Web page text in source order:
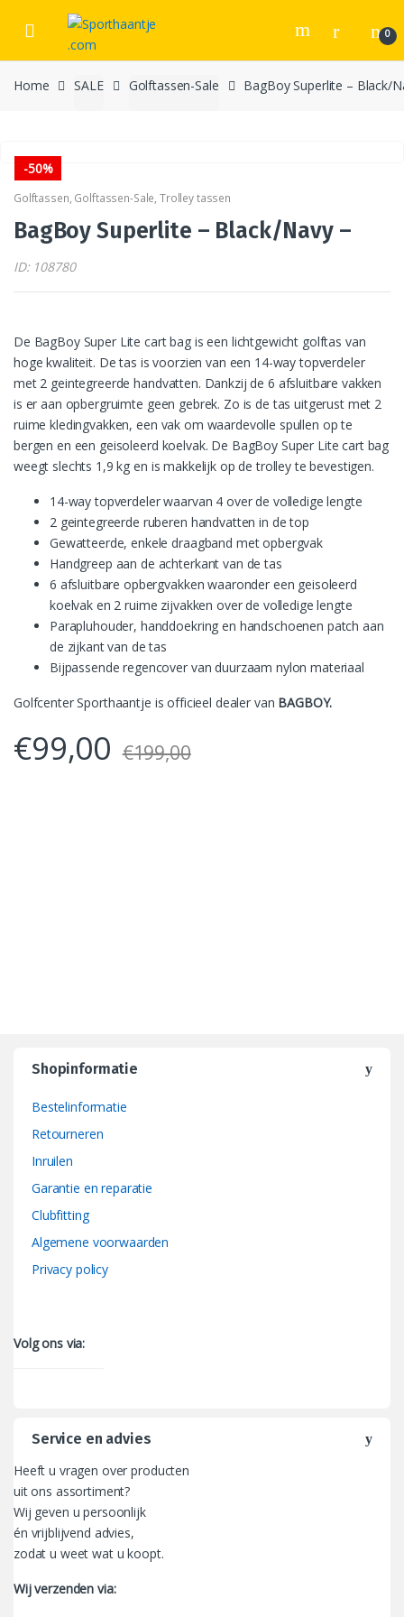
0
Home SALE Golftassen-Sale BagBoy Superlite – Black/
-50%
Golftassen, Golftassen-Sale, Trolley tassen
BagBoy Superlite – Black/Navy –
ID: 108780
De BagBoy Super Lite cart bag is een lichtgewicht golftas van
hoge kwaliteit. De tas is voorzien van een 14-way topverdeler
met 2 geintegreerde handvatten. Dankzij de 6 afsluitbare vakken
is er aan opbergruimte geen gebrek. Zo is de tas uitgerust met 2
ruime kledingvakken, een vak om waardevolle spullen op te
bergen en een geisoleerd koelvak. De BagBoy Super Lite cart bag
weegt slechts 1,9 kg en is makkelijk op de trolley te bevestigen.
14-way topverdeler waarvan 4 over de volledige lengte
2 geintegreerde ruberen handvatten in de top
Gewatteerde, enkele draagband met opbergvak
Handgreep aan de achterkant van de tas
6 afsluitbare opbergvakken waaronder een geisoleerd
koelvak en 2 ruime zijvakken over de volledige lengte
Parapluhouder, handdoekring en handschoenen patch aan
de zijkant van de tas
Bijpassende regencover van duurzaam nylon materiaal
Golfcenter Sporthaantje is officieel dealer van BAGBOY.
€99,00 €199,00
Shopinformatie
Bestelinformatie
Retourneren
Inruilen
Garantie en reparatie
Clubfitting
Algemene voorwaarden
Privacy policy
Volg ons via:
Service en advies
Heeft u vragen over producten
uit ons assortiment?
Wij geven u persoonlijk
én vrijblijvend advies,
zodat u weet wat u koopt.
Wij verzenden via: